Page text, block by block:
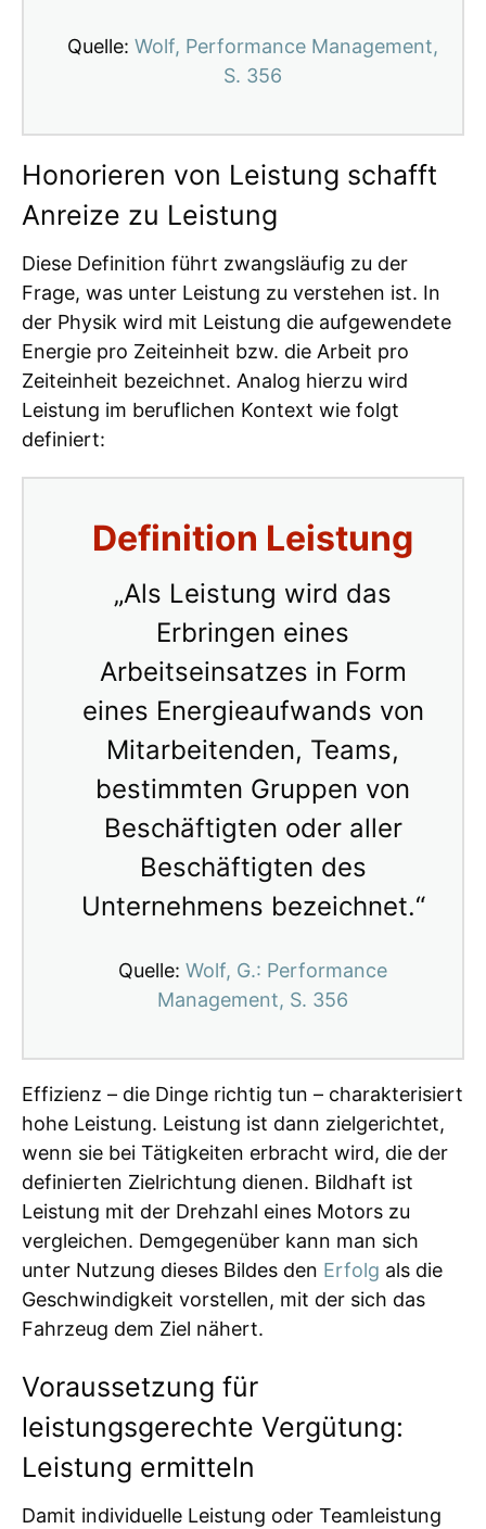
Quelle: Wolf, Performance Management,
S. 356
Honorieren von Leistung schafft
Anreize zu Leistung
Diese Definition führt zwangsläufig zu der
Frage, was unter Leistung zu verstehen ist. In
der Physik wird mit Leistung die aufgewendete
Energie pro Zeiteinheit bzw. die Arbeit pro
Zeiteinheit bezeichnet. Analog hierzu wird
Leistung im beruflichen Kontext wie folgt
definiert:
Definition Leistung
„Als Leistung wird das
Erbringen eines
Arbeitseinsatzes in Form
eines Energieaufwands von
Mitarbeitenden, Teams,
bestimmten Gruppen von
Beschäftigten oder aller
Beschäftigten des
Unternehmens bezeichnet.“
Quelle: Wolf, G.: Performance
Management, S. 356
Effizienz – die Dinge richtig tun – charakterisiert
hohe Leistung. Leistung ist dann zielgerichtet,
wenn sie bei Tätigkeiten erbracht wird, die der
definierten Zielrichtung dienen. Bildhaft ist
Leistung mit der Drehzahl eines Motors zu
vergleichen. Demgegenüber kann man sich
unter Nutzung dieses Bildes den Erfolg als die
Geschwindigkeit vorstellen, mit der sich das
Fahrzeug dem Ziel nähert.
Voraussetzung für
leistungsgerechte Vergütung:
Leistung ermitteln
Damit individuelle Leistung oder Teamleistung